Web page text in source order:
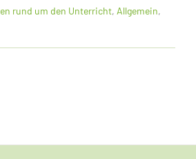
rund um den Unterricht, Allgemein,